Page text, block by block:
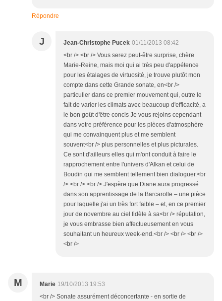
Répondre
J Jean-Christophe Pucek 01/11/2013 08:42
<br /> <br /> Vous serez peut-être surprise, chère
Marie-Reine, mais moi qui ai très peu d'appétence
pour les étalages de virtuosité, je trouve plutôt mon
compte dans cette Grande sonate, en<br />
particulier dans ce premier mouvement qui, outre le
fait de varier les climats avec beaucoup d'efficacité, a
le bon goût d'être concis Je vous rejoins cependant
dans votre préférence pour les pièces d'atmosphère
qui me convainquent plus et me semblent
souvent<br /> plus personnelles et plus picturales.
Ce sont d'ailleurs elles qui m'ont conduit à faire le
rapprochement entre l'univers d'Alkan et celui de
Boudin qui me semblent tellement bien dialoguer.<br
/> <br /> <br /> J'espère que Diane aura progressé
dans son apprentissage de la Barcarolle – une pièce
pour laquelle j'ai un très fort faible – et, en ce premier
jour de novembre au ciel fidèle à sa<br /> réputation,
je vous embrasse bien affectueusement en vous
souhaitant un heureux week-end.<br /> <br /> <br />
<br />
M Marie 19/10/2013 19:53
<br /> Sonate assurément déconcertante - en sortie de